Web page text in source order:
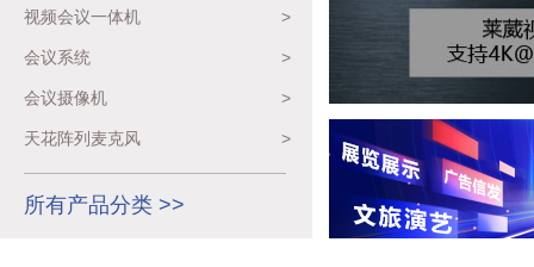
视频会议一体机 >
会议系统 >
会议摄像机 >
天花阵列麦克风 >
所有产品分类 >>